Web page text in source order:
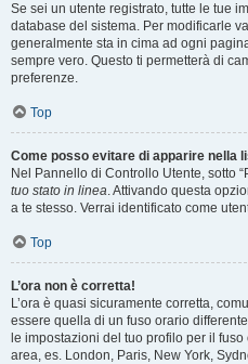
Se sei un utente registrato, tutte le tue
database del sistema. Per modificarle
generalmente sta in cima ad ogni
sempre vero. Questo ti permetterà di
preferenze.
Top
Come posso evitare di apparire nella
Nel Pannello di Controllo Utente, sotto
tuo stato in linea. Attivando questa
a te stesso. Verrai identificato come
Top
L’ora non è corretta!
L’ora è quasi sicuramente corretta,
essere quella di un fuso orario
le impostazioni del tuo profilo per il
area, es. London, Paris, New York,